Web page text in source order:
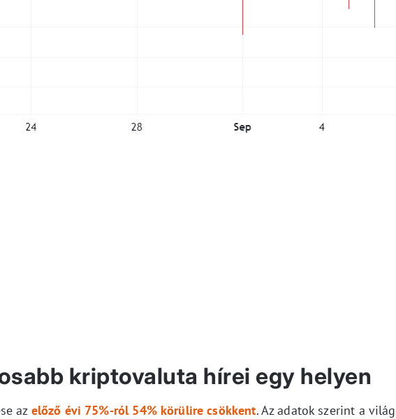
kriptovaluta hírei egy helyen
az előző évi 75%-ról 54% körülire csökkent. Az adatok szerint a világ